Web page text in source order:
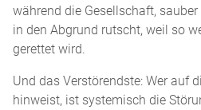
während die Gesellschaft,
in den Abgrund rutscht, weil so
gerettet wird.
Und das Verstörendste: Wer auf
hinweist, ist systemisch die